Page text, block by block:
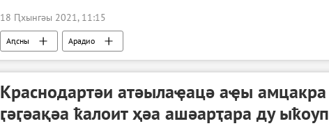
18 Ԥхынгәы 2021, 11:15
Аԥсны Арадио
Краснодартәи атәылаҿацә аҿы амцакра
ӷәӷәақәа ҟалоит ҳәа ашәарҭара ду ыҟоуп